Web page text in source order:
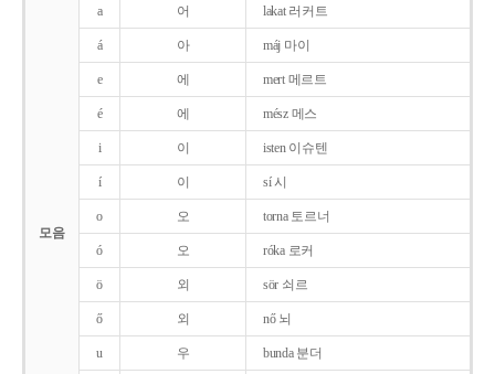
모음
a 어 lakat 러커트
á 아 máj 마이
e 에 mert 메르트
é 에 mész 메스
i 이 isten 이슈텐
í 이 sí 시
o 오 torna 토르너
ó 오 róka 로커
ö 외 sör 쇠르
ő 외 nő 뇌
u 우 bunda 분더